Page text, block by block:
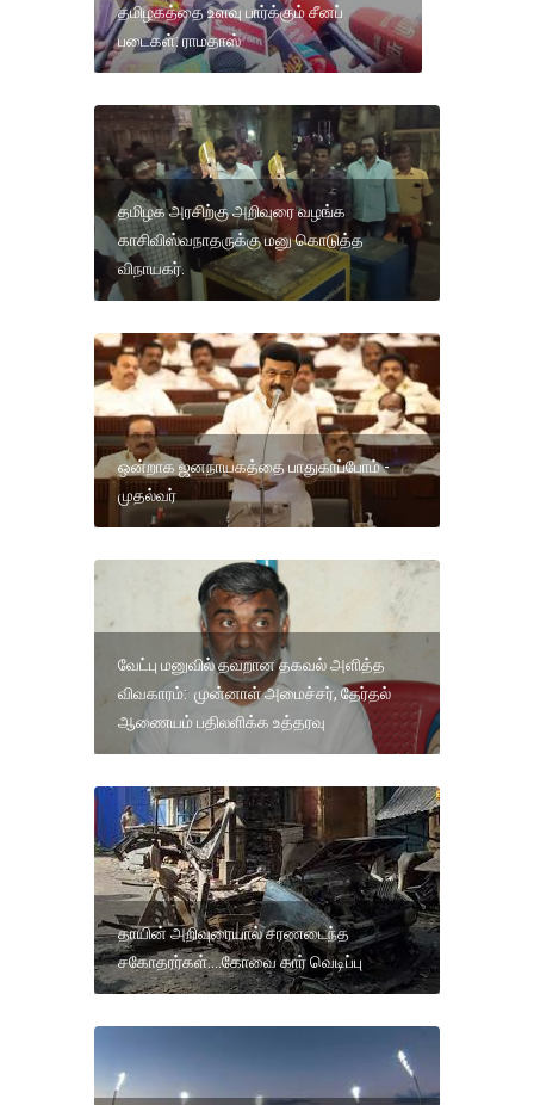
தமிழகத்தை உளவு பார்க்கும் சீனப்
படைகள்: ராமதாஸ்
தமிழக அரசிற்கு அறிவுரை வழங்க
காசிவிஸ்வநாதருக்கு மனு கொடுத்த
விநாயகர்.
ஒன்றாக ஜனநாயகத்தை பாதுகாப்போம் -
முதல்வர்
வேட்பு மனுவில் தவறான தகவல் அளித்த
விவகாரம்: முன்னாள் அமைச்சர், தேர்தல்
ஆணையம் பதிலளிக்க உத்தரவு
தாயின் அறிவுரையால் சரணடைந்த
சகோதரர்கள்....கோவை கார் வெடிப்பு